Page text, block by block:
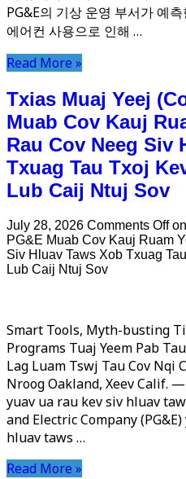
PG&E의 기상 운영 부서가 예
에어컨 사용으로 인해 …
Read More »
Txias Muaj Yeej
Muab Cov Kauj
Rau Cov Neeg Siv
Txuag Tau Txoj
Lub Caij Ntuj Sov
July 28, 2026 Comments Offon
PG&E Muab Cov Kauj Ruam
Siv Hluav Taws Xob Txuag
Lub Caij Ntuj Sov
Smart Tools, Myth-busting
Programs Tuaj Yeem Pab
Lag Luam Tswj Tau Cov Nqi
Nroog Oakland, Xeev Calif.
yuav ua rau kev siv hluav
and Electric Company
hluav taws …
Read More »